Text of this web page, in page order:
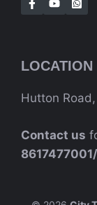
LOCATION
Hutton Road,
Contact us
8617477001/